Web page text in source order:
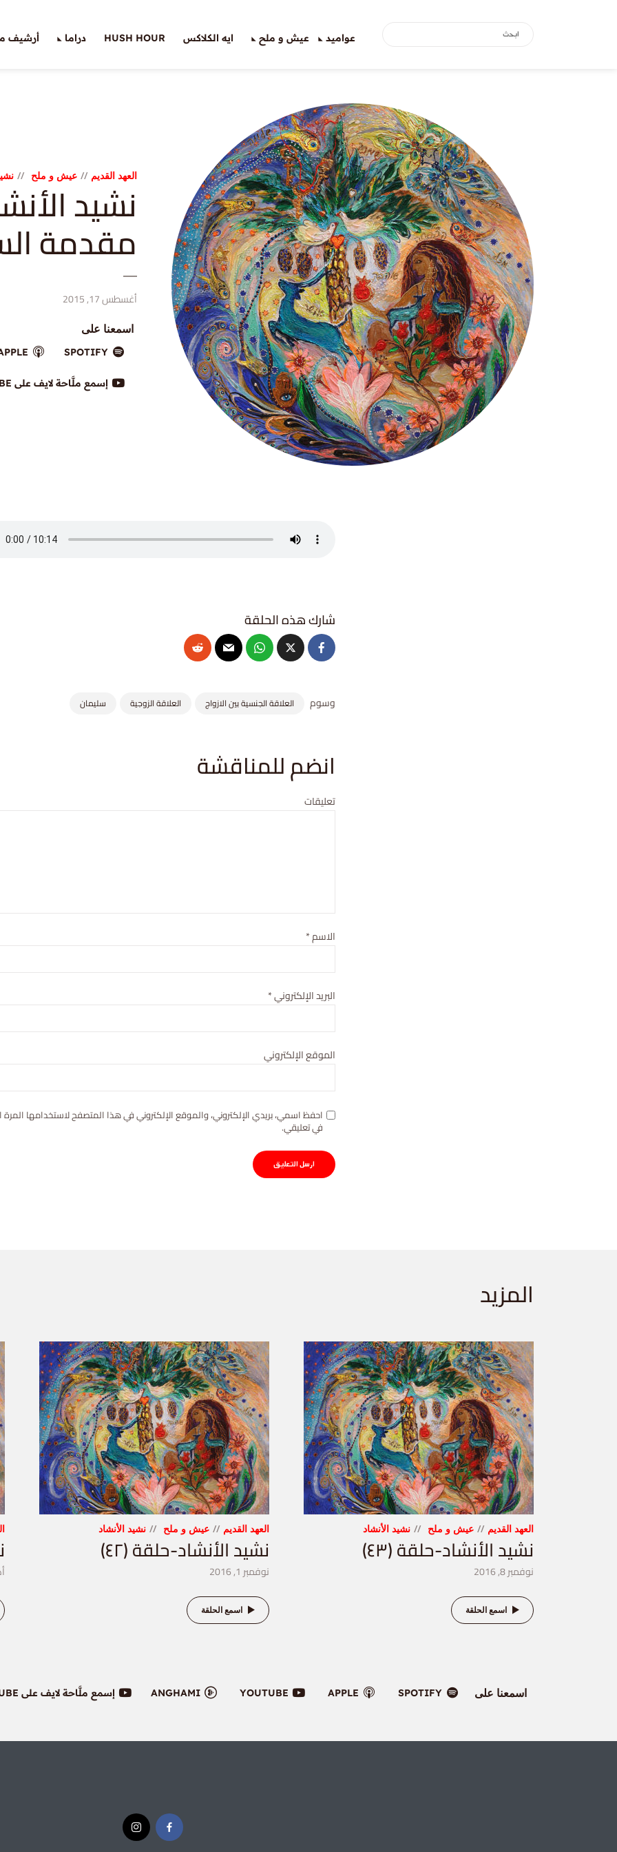
عواميد عيش و ملح ايه الكلاكس HUSH HOUR دراما أرشيف
العهد القديم عيش و ملح
مقدمة
أغسطس 17, 2015
اسمعنا على
SPOTIFY
إسمع ملَّاحة لايف على YOUTUBE
وسوم العلاقة الجنسية بين الازواج العلاقة الزوجية سليمان
انضم للمناقشة
تعليقات
الاسم*
البريد الإلكتروني*
الموقع الإلكتروني
احفظ اسمي، بريدي الإلكتروني، والموقع الإلكتروني في هذا المتصفح لاستخدامها المرة
في تعليقي.
المزيد
العهد القديم عيش و ملح نشيد الأنشاد
نشيد الأنشاد-حلقة (٤٣)
نوفمبر 8, 2016
اسمع الحلقة
العهد القديم عيش و ملح نشيد الأنشاد
نشيد الأنشاد-حلقة (٤٢)
نوفمبر 1, 2016
اسمع الحلقة
اسمعنا على SPOTIFY
APPLE
YOUTUBE
ANGHAMI إسمع ملَّاحة لايف على YOUTUBE